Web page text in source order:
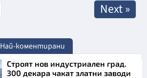
Next »
Най-коментирани
Строят нов индустриален град.
300 декара чакат златни заводи